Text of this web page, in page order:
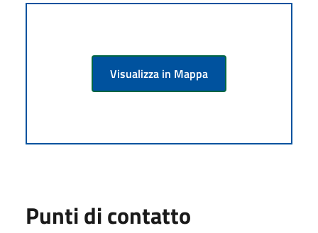
Visualizza in Mappa
Punti di contatto